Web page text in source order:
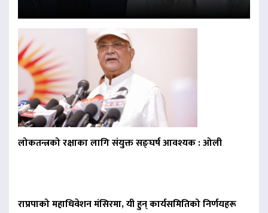
लोकतन्त्रको रक्षाका लागि संयुक्त सङ्घर्ष आवश्यक : ओली
राप्रपाको महाधिवेशन मंसिरमा, यी हुन् कार्यसमितिको निर्णयहरू